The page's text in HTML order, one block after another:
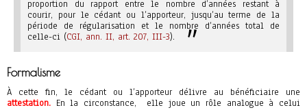
proportion du rapport entre le nombre d’années restant à
courir, pour le cédant ou l’apporteur, jusqu’au terme de la
période de régularisation et le nombre d’années total de
celle-ci (CGI, ann. II, art. 207, III-3).
Formalisme
À cette fin, le cédant ou l’apporteur délivre au bénéficiaire une
attestation. En la circonstance, elle joue un rôle analogue à celui